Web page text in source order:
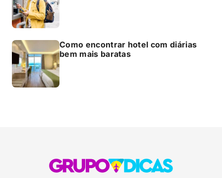
Como encontrar hotel com diárias
bem mais baratas